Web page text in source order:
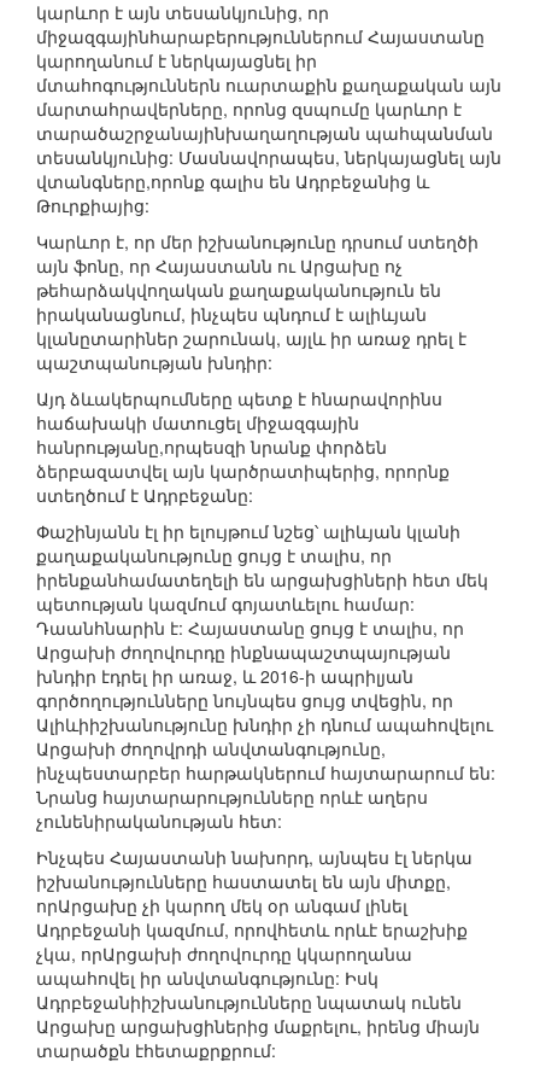
կարևոր է այն տեսանկյունից, որ
միջազգայինհարաբերություններում Հայաստանը
կարողանում է ներկայացնել իր
մտահոգություններն ուարտաքին քաղաքական այն
մարտահրավերները, որոնց զսպումը կարևոր է
տարածաշրջանայինխաղաղության պահպանման
տեսանկյունից: Մասնավորապես, ներկայացնել այն
վտանգները,որոնք գալիս են Ադրբեջանից և
Թուրքիայից:
Կարևոր է, որ մեր իշխանությունը դրսում ստեղծի
այն ֆոնը, որ Հայաստանն ու Արցախը ոչ
թեհարձակվողական քաղաքականություն են
իրականացնում, ինչպես պնդում է ալիևյան
կլանըտարիներ շարունակ, այլև իր առաջ դրել է
պաշտպանության խնդիր:
Այդ ձևակերպումները պետք է հնարավորինս
հաճախակի մատուցել միջազգային
հանրությանը,որպեսզի նրանք փորձեն
ձերբազատվել այն կարծրատիպերից, որորնք
ստեղծում է Ադրբեջանը:
Փաշինյանն էլ իր ելույթում նշեց՝ ալիևյան կլանի
քաղաքականությունը ցույց է տալիս, որ
իրենքանհամատեղելի են արցախցիների հետ մեկ
պետության կազմում գոյատևելու համար:
Դաանհնարին է: Հայաստանը ցույց է տալիս, որ
Արցախի ժողովուրդը ինքնապաշտպայության
խնդիր էդրել իր առաջ, և 2016-ի ապրիլյան
գործողությունները նույնպես ցույց տվեցին, որ
Ալիևիիշխանությունը խնդիր չի դնում ապահովելու
Արցախի ժողովրդի անվտանգությունը,
ինչպեստարբեր հարթակներում հայտարարում են:
Նրանց հայտարարությունները որևէ աղերս
չունենիրականության հետ:
Ինչպես Հայաստանի նախորդ, այնպես էլ ներկա
իշխանությունները հաստատել են այն միտքը,
որԱրցախը չի կարող մեկ օր անգամ լինել
Ադրբեջանի կազմում, որովհետև որևէ երաշխիք
չկա, որԱրցախի ժողովուրդը կկարողանա
ապահովել իր անվտանգությունը: Իսկ
Ադրբեջանիիշխանությունները նպատակ ունեն
Արցախը արցախցիներից մաքրելու, իրենց միայն
տարածքն էհետաքրքրում: